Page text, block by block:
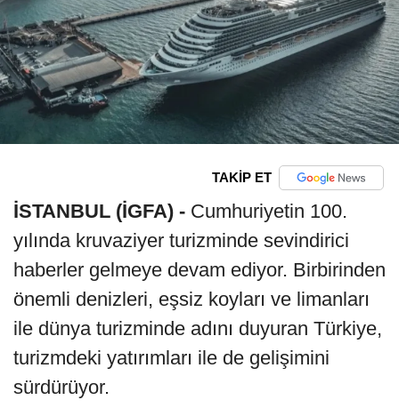
TAKİP ET
İSTANBUL (İGFA) - Cumhuriyetin 100.
yılında kruvaziyer turizminde sevindirici
haberler gelmeye devam ediyor. Birbirinden
önemli denizleri, eşsiz koyları ve limanları
ile dünya turizminde adını duyuran Türkiye,
turizmdeki yatırımları ile de gelişimini
sürdürüyor.